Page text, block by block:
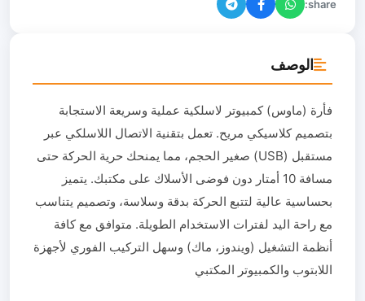
share:
الوصف
فأرة (ماوس) كمبيوتر لاسلكية عملية وسريعة الاستجابة
بتصميم كلاسيكي مريح. تعمل بتقنية الاتصال اللاسلكي عبر
مستقبل (USB) صغير الحجم، مما يمنحك حرية الحركة حتى
مسافة 10 أمتار دون فوضى الأسلاك على مكتبك. يتميز
بحساسية عالية لتتبع الحركة بدقة وسلاسة، وتصميم يتناسب
مع راحة اليد لفترات الاستخدام الطويلة. متوافق مع كافة
أنظمة التشغيل (ويندوز، ماك) وسهل التركيب الفوري لأجهزة
اللابتوب والكمبيوتر المكتبي